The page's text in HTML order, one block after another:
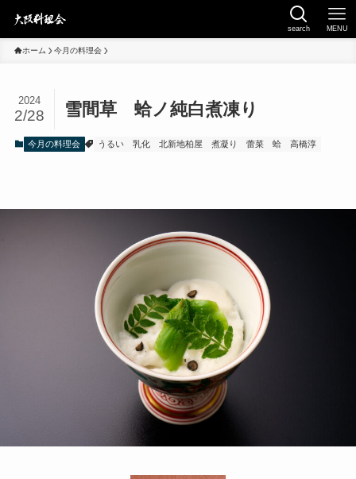
search MENU
ホーム 今月の料理会
雪間草 蛤ノ純白煮凍り
2024
2/28
今月の料理会 うるい 乳化 北新地柏屋 煮凝り 蕾菜 蛤 高橋淳